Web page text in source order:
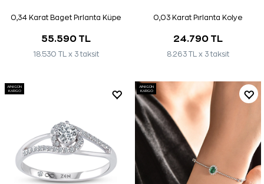
0,34 Karat Baget Pırlanta Küpe
55.590 TL
18.530 TL x 3 taksit
0,03 Karat Pırlanta Kolye
24.790 TL
8.263 TL x 3 taksit
AYNI GÜN
KARGO
AYNI GÜN
KARGO